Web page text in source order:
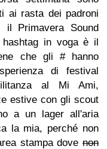
ai rasta dei padroni
il Primavera Sound
in voga è il
che gli # hanno
di festival
al Mi Ami,
estive con gli scout
a un lager all'aria
la mia, perché non
stampa dove non